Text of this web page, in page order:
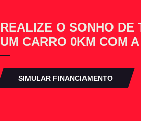
REALIZE O SONHO DE
UM CARRO 0KM COM
SIMULAR FINANCIAMENTO